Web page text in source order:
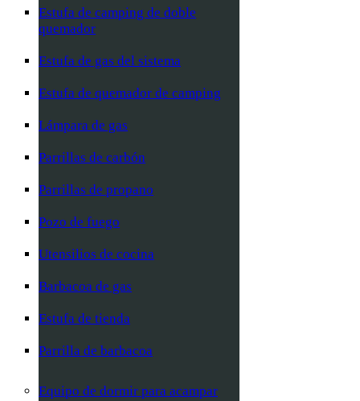
Estufa de camping de doble
quemador
Estufa de gas del sistema
Estufa de quemador de camping
Lámpara de gas
Parrillas de carbón
Parrillas de propano
Pozo de fuego
Utensilios de cocina
Barbacoa de gas
Estufa de tienda
Parrilla de barbacoa
Equipo de dormir para acampar